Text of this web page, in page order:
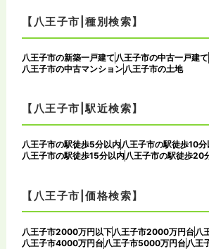
【八王子市|種別検索】
八王子市の新築一戸建て 八王子市の中古一戸建て
八王子市の中古マンション 八王子市の土地
【八王子市|駅近検索】
八王子市の駅徒歩5分以内八王子市の駅徒歩10分
八王子市の駅徒歩15分以内八王子市の駅徒歩20
【八王子市|価格検索】
八王子市2000万円以下 八王子市2000万円台 八
八王子市4000万円台 八王子市5000万円台 八王